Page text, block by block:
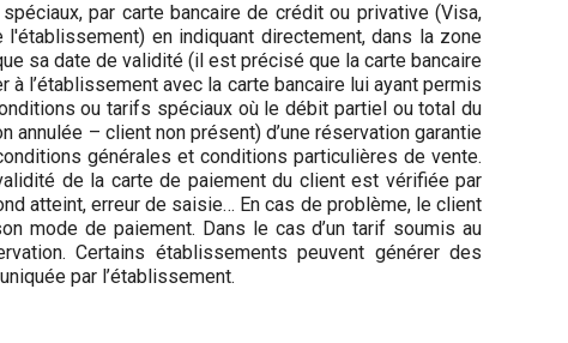
par carte bancaire de crédit ou privative (Visa,
en indiquant directement, dans la zone
sa date de validité (il est précisé que la carte bancaire
l’établissement avec la carte bancaire lui ayant permis
ou tarifs spéciaux où le débit partiel ou total du
annulée – client non présent) d’une réservation garantie
générales et conditions particulières de vente.
de la carte de paiement du client est vérifiée par
atteint, erreur de saisie… En cas de problème, le client
mode de paiement. Dans le cas d’un tarif soumis au
Certains établissements peuvent générer des
par l’établissement.